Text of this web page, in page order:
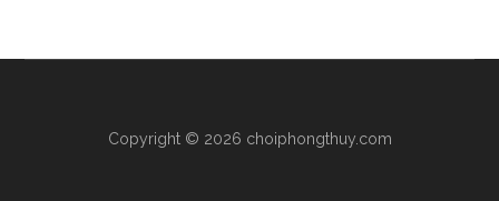
Copyright © 2026 choiphongthuy.com